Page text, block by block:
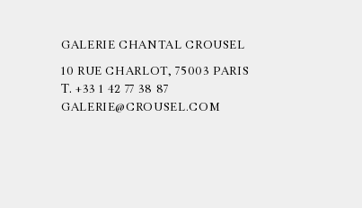
GALERIE CHANTAL CROUSEL
10 RUE CHARLOT, 75003 PARIS
T. +33 1 42 77 38 87
GALERIE@CROUSEL.COM